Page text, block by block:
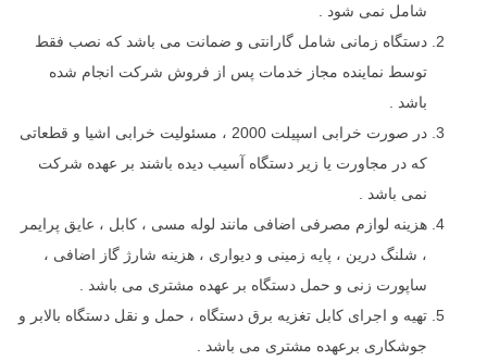
شامل نمی شود .
دستگاه زمانی شامل گارانتی و ضمانت می باشد که نصب فقط
توسط نماینده مجاز خدمات پس از فروش شرکت انجام شده
باشد .
در صورت خرابی اسپیلت 2000 ، مسئولیت خرابی اشیا و قطعاتی
که در مجاورت یا زیر دستگاه آسیب دیده باشند بر عهده شرکت
نمی باشد .
هزینه لوازم مصرفی اضافی مانند لوله مسی ، کابل ، عایق پرایمر
، شلنگ درین ، پایه زمینی و دیواری ، هزینه شارژ گاز اضافی ،
ساپورت زنی و حمل دستگاه بر عهده مشتری می باشد .
تهیه و اجرای کابل تغزیه برق دستگاه ، حمل و نقل دستگاه بالابر و
جوشکاری برعهده مشتری می باشد .